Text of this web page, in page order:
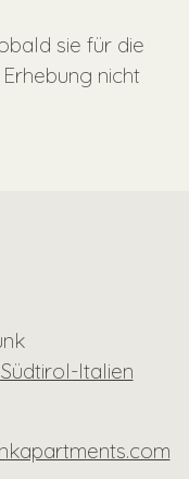
sie für die
nicht
Italien